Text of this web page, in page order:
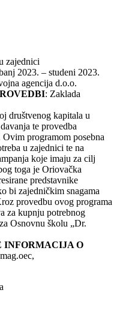
zajednici
2023. – studeni 2023.
agencija d.o.o.
: Zaklada
društvenog kapitala u
te provedba
programom posebna
u zajednici te na
koje imaju za cilj
toga je Oriovačka
predstavnike
bi zajedničkim snagama
provedbu ovog programa
za kupnju potrebnog
Osnovnu školu „Dr.
INFORMACIJA O